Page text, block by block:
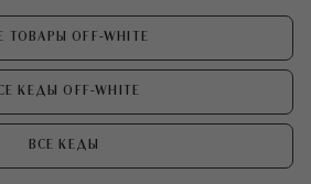
ТОВАРЫ OFF-WHITE
КЕДЫ OFF-WHITE
ВСЕ КЕДЫ